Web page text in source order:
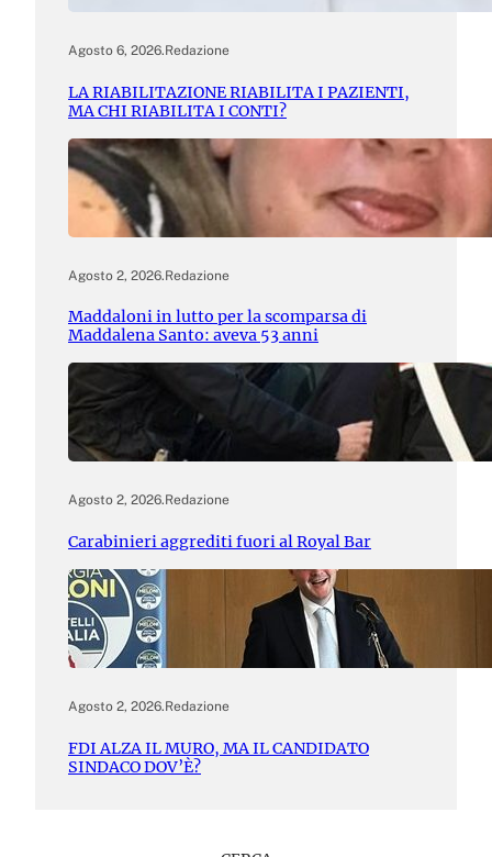
Agosto 6, 2026.Redazione
LA RIABILITAZIONE RIABILITA I PAZIENTI,
MA CHI RIABILITA I CONTI?
Agosto 2, 2026.Redazione
Maddaloni in lutto per la scomparsa di
Maddalena Santo: aveva 53 anni
Agosto 2, 2026.Redazione
Carabinieri aggrediti fuori al Royal Bar
Agosto 2, 2026.Redazione
FDI ALZA IL MURO, MA IL CANDIDATO
SINDACO DOV’È?